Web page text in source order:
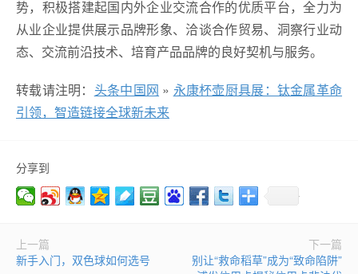
势，积极搭建起国内外企业交流合作的优质平台，全力为
从业企业提供展示品牌形象、洽谈合作贸易、洞察行业动
态、交流前沿技术、培育产品品牌的良好契机与服务。
转载请注明： 头条中国网 » 永康杯壶厨具展：钛金属革命
引领，智造链接全球新未来
分享到
上一篇
新手入门，双色球如何选号
下一篇
别让“救命稻草”成为“致命陷阱”